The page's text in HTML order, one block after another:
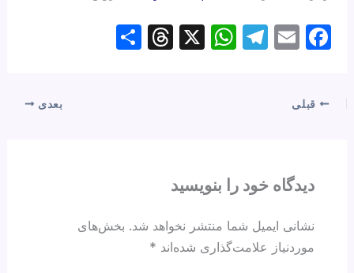
F
e
o
k
E
T
W
p
X
T
قبلی بعدی
دیدگاه‌ خود را بنویسید
نشانی ایمیل شما منتشر نخواهد شد. بخش‌های
موردنیاز علامت‌گذاری شده‌اند *